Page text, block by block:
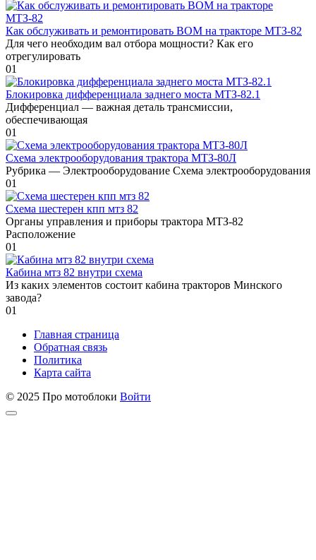
Как обслуживать и ремонтировать ВОМ на тракторе МТЗ-82
Для чего необходим вал отбора мощности? Как его
отрегулировать
01
Блокировка дифференциала заднего моста МТЗ-82.1
Дифференциал — важная деталь трансмиссии,
обеспечивающая
01
Схема электрооборудования трактора МТЗ-80Л
Рубрика — Электрооборудование Схема электрооборудования
01
Схема шестерен кпп мтз 82
Органы управления и приборы трактора МТЗ-82
Расположение
01
Кабина мтз 82 внутри схема
Из каких элементов состоит кабина тракторов Минского
завода?
01
Главная страница
Обратная связь
Политика
Карта сайта
© 2025 Про мотоблоки Войти